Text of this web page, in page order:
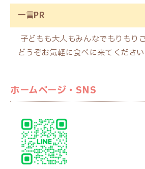
一言PR
子どもも大人もみんなでもりもり
どうぞお気軽に食べに来てください
ホームページ・SNS